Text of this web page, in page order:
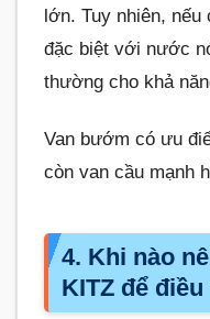
lớn. Tuy nhiên, nếu
đặc biệt với nước
thường cho khả
Van bướm có ưu
còn van cầu mạnh
4. Khi nào
KITZ để